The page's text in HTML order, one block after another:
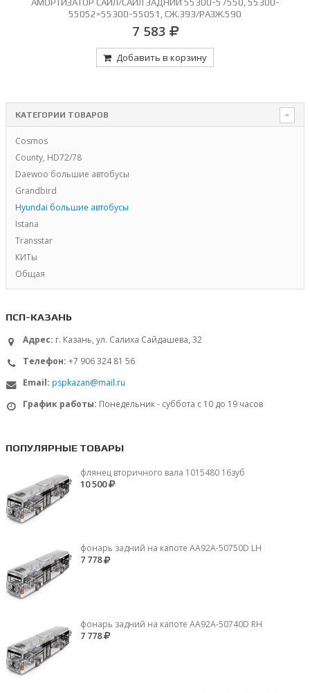
АМОРТИЗАТОР САЙЛ/САЙЛ ЗАДНИЙ 55300-57550, 55300-
55052=55300-55051, СЖ.393/РАЗЖ.590
7 583
Добавить в корзину
КАТЕГОРИИ ТОВАРОВ
Cosmos
County, HD72/78
Daewoo большие автобусы
Grandbird
Hyundai большие автобусы
Istana
Transstar
КИТы
Общая
ПСП-КАЗАНЬ
Адрес: г. Казань, ул. Салиха Сайдашева, 32
Телефон: +7 906 324 81 56
Email: pspkazan@mail.ru
График работы: Понедельник - суббота с 10 до 19 часов
ПОПУЛЯРНЫЕ ТОВАРЫ
флянец вторичного вала 1015480 16зуб
10 500
фонарь задний на капоте AA92A-50750D LH
7 778
фонарь задний на капоте AA92A-50740D RH
7 778